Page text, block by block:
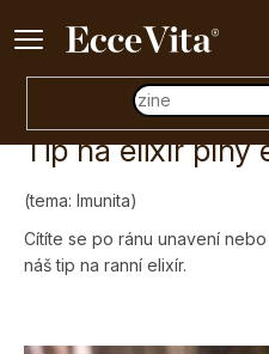
Ke každému nákupu nad
Tip na elixír plný
(tema: Imunita)
Cítíte se po ránu unavení
náš tip na ranní elixír.